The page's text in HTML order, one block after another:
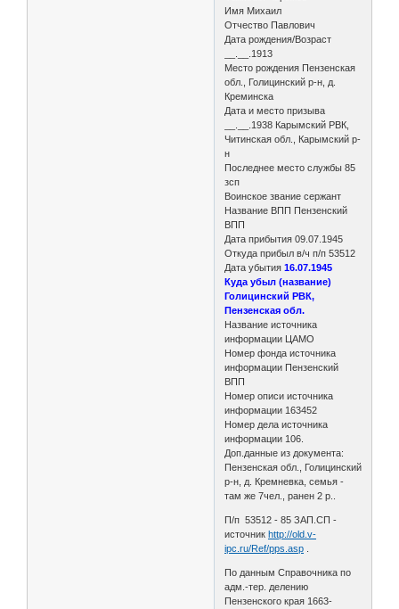
Имя Михаил
Отчество Павлович
Дата рождения/Возраст
__.__.1913
Место рождения Пензенская
обл., Голицинский р-н, д.
Креминска
Дата и место призыва
__.__.1938 Карымский РВК,
Читинская обл., Карымский р-
н
Последнее место службы 85
зсп
Воинское звание сержант
Название ВПП Пензенский
ВПП
Дата прибытия 09.07.1945
Откуда прибыл в/ч п/п 53512
Дата убытия16.07.1945
Куда убыл (название)
Голицинский РВК,
Пензенская обл.
Название источника
информации ЦАМО
Номер фонда источника
информации Пензенский
ВПП
Номер описи источника
информации 163452
Номер дела источника
информации 106.
Доп.данные из документа:
Пензенская обл., Голицинский
р-н, д. Кремневка, семья -
там же 7чел., ранен 2 р..
П/п 53512 - 85 ЗАП.СП -
источникhttp://old.v-
ipc.ru/Ref/pps.asp
По данным Справочника по
адм.-тер. делению
Пензенского края 1663-